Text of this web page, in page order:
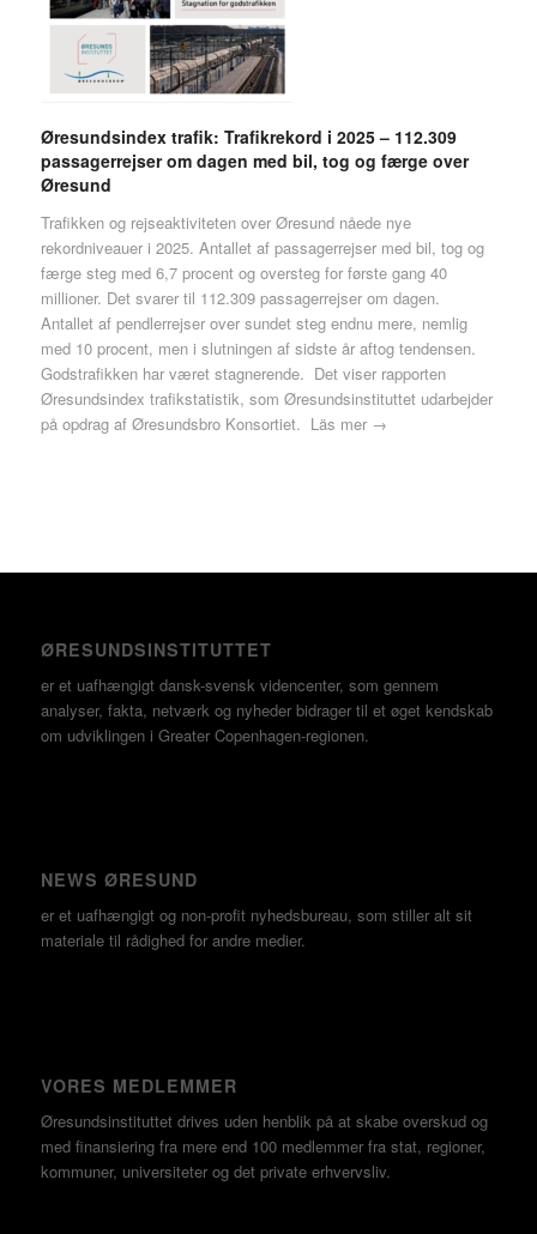
Øresundsindex trafik: Trafikrekord i 2025 – 112.309
passagerrejser om dagen med bil, tog og færge over
Øresund
Trafikken og rejseaktiviteten over Øresund nåede nye
rekordniveauer i 2025. Antallet af passagerrejser med bil, tog og
færge steg med 6,7 procent og oversteg for første gang 40
millioner. Det svarer til 112.309 passagerrejser om dagen.
Antallet af pendlerrejser over sundet steg endnu mere, nemlig
med 10 procent, men i slutningen af sidste år aftog tendensen.
Godstrafikken har været stagnerende. Det viser rapporten
Øresundsindex trafikstatistik, som Øresundsinstituttet udarbejder
på opdrag af Øresundsbro Konsortiet. Läs mer →
ØRESUNDSINSTITUTTET
er et uafhængigt dansk-svensk videncenter, som gennem
analyser, fakta, netværk og nyheder bidrager til et øget kendskab
om udviklingen i Greater Copenhagen-regionen.
NEWS ØRESUND
er et uafhængigt og non-profit nyhedsbureau, som stiller alt sit
materiale til rådighed for andre medier.
VORES MEDLEMMER
Øresundsinstituttet drives uden henblik på at skabe overskud og
med finansiering fra mere end 100 medlemmer fra stat, regioner,
kommuner, universiteter og det private erhvervsliv.